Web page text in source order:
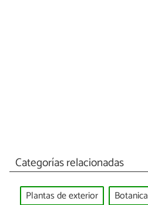
Categorías relacionadas
Plantas de exterior Botanica